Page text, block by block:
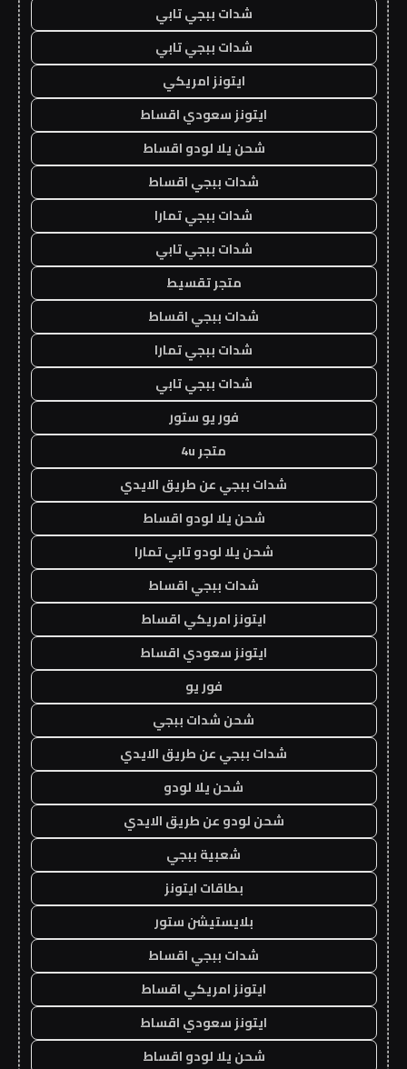
شدات ببجي تابي
شدات ببجي تابي
ايتونز امريكي
ايتونز سعودي اقساط
شحن يلا لودو اقساط
شدات ببجي اقساط
شدات ببجي تمارا
شدات ببجي تابي
متجر تقسيط
شدات ببجي اقساط
شدات ببجي تمارا
شدات ببجي تابي
فور يو ستور
متجر 4u
شدات ببجي عن طريق الايدي
شحن يلا لودو اقساط
شحن يلا لودو تابي تمارا
شدات ببجي اقساط
ايتونز امريكي اقساط
ايتونز سعودي اقساط
فور يو
شحن شدات ببجي
شدات ببجي عن طريق الايدي
شحن يلا لودو
شحن لودو عن طريق الايدي
شعبية ببجي
بطاقات ايتونز
بلايستيشن ستور
شدات ببجي اقساط
ايتونز امريكي اقساط
ايتونز سعودي اقساط
شحن يلا لودو اقساط